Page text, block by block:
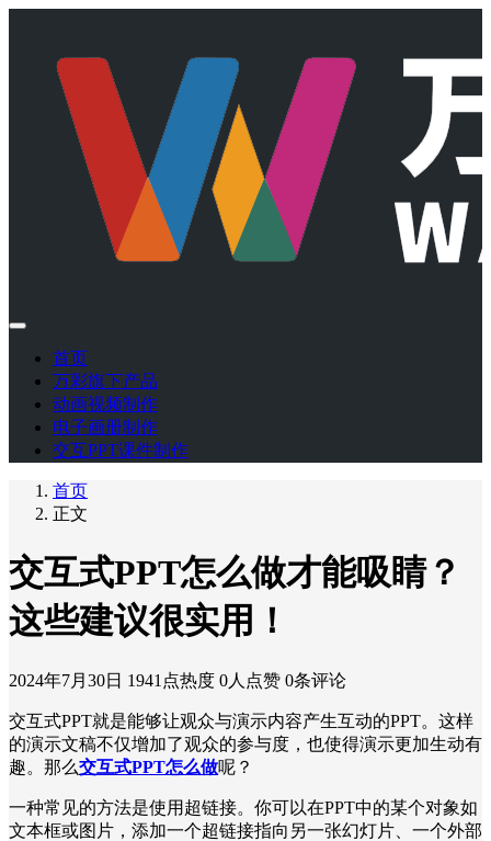
首页
万彩旗下产品
动画视频制作
电子画册制作
交互PPT课件制作
首页
正文
交互式PPT怎么做才能吸睛？
这些建议很实用！
2024年7月30日 1941点热度 0人点赞 0条评论
交互式PPT就是能够让观众与演示内容产生互动的PPT。这样
的演示文稿不仅增加了观众的参与度，也使得演示更加生动有
趣。那么交互式PPT怎么做呢？
一种常见的方法是使用超链接。你可以在PPT中的某个对象如
文本框或图片，添加一个超链接指向另一张幻灯片、一个外部